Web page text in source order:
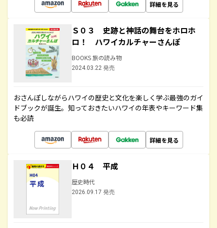
詳細を見る
Ｓ０３ 史跡と神話の舞台をホロホ
ロ！ ハワイカルチャーさんぽ
BOOKS 旅の読み物
2024.03.22 発売
おさんぽしながらハワイの歴史と文化を楽しく学ぶ最強のガイ
ドブックが誕生。知っておきたいハワイの年表やキーワード集
も必読
詳細を見る
Ｈ０４ 平成
歴史時代
2026.09.17 発売